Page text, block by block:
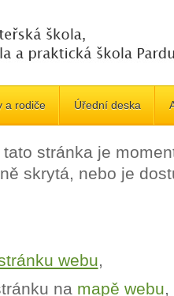
a rodiče Úřední deska
stránka je
skrytá, nebo je
webu,
na mapě webu,